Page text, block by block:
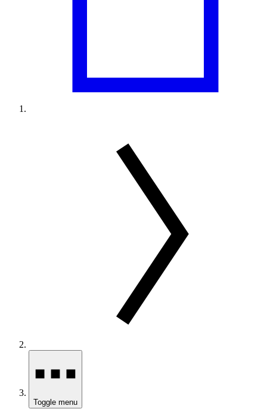
Toggle menu